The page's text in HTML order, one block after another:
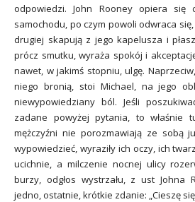
odpowiedzi. John Rooney opiera się
samochodu, po czym powoli odwraca
drugiej skapują z jego kapelusza i
prócz smutku, wyraża spokój i
nawet, w jakimś stopniu, ulgę.
niego bronią, stoi Michael, na jego
niewypowiedziany ból. Jeśli
zadane powyżej pytania, to właśnie
mężczyźni nie porozmawiają ze sobą
wypowiedzieć, wyraziły ich oczy, ich
ucichnie, a milczenie nocnej ulicy
burzy, odgłos wystrzału, z ust Johna
jedno, ostatnie, krótkie zdanie: „Cieszę